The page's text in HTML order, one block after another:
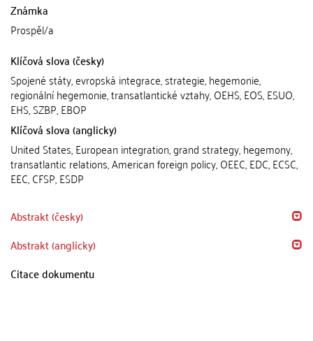
Známka
Prospěl/a
Klíčová slova (česky)
Spojené státy, evropská integrace, strategie, hegemonie,
regionální hegemonie, transatlantické vztahy, OEHS, EOS, ESUO,
EHS, SZBP, EBOP
Klíčová slova (anglicky)
United States, European integration, grand strategy, hegemony,
transatlantic relations, American foreign policy, OEEC, EDC, ECSC,
EEC, CFSP, ESDP
Abstrakt (česky)
Abstrakt (anglicky)
Citace dokumentu